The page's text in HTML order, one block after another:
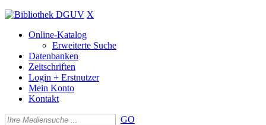
X
Online-Katalog
Erweiterte Suche
Datenbanken
Zeitschriften
Login + Erstnutzer
Mein Konto
Kontakt
GO